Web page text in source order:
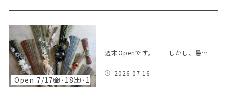
Open 7/17㈮･18㈯･1
週末Openです。 しかし、暑…
2026.07.16